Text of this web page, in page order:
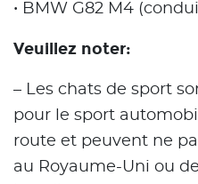
• BMW G82 M4
Veuillez noter:
– Les chats de sport
pour le sport
route et peuvent ne
au Royaume-Uni ou